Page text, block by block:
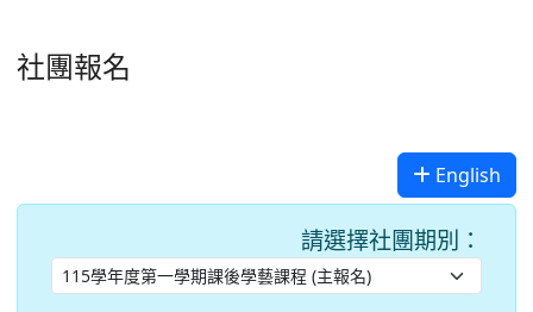
社團報名
English
請選擇社團期別：